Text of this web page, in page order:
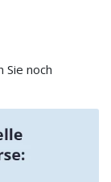
Sie noch